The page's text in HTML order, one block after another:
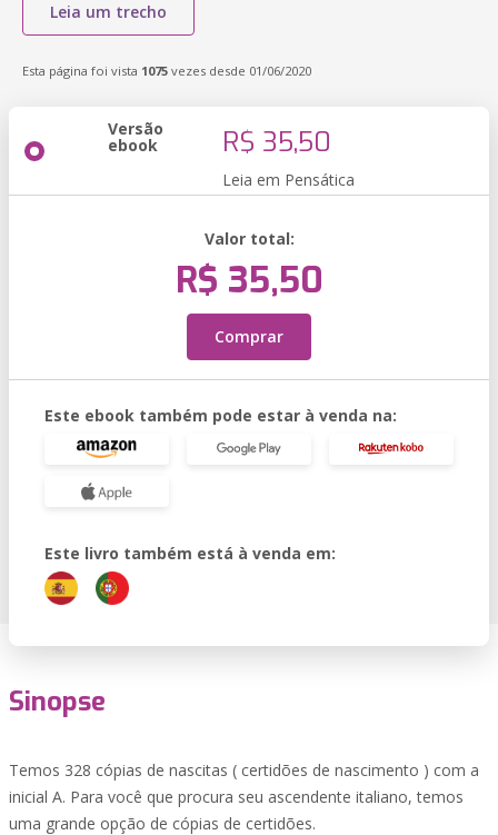
Leia um trecho
Esta página foi vista 1075 vezes desde 01/06/2020
Versão
ebook R$ 35,50
Leia em Pensática
Valor total:
R$ 35,50
Comprar
Este ebook também pode estar à venda na:
Este livro também está à venda em:
Sinopse
Temos 328 cópias de nascitas ( certidões de nascimento ) com a
inicial A. Para você que procura seu ascendente italiano, temos
uma grande opção de cópias de certidões.